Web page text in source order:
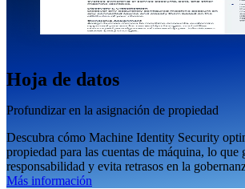
Hoja de datos
Profundizar en la asignación de propiedad
Descubra cómo Machine Identity Security
propiedad para las cuentas de máquina, lo que
responsabilidad y evita retrasos en la
Más información